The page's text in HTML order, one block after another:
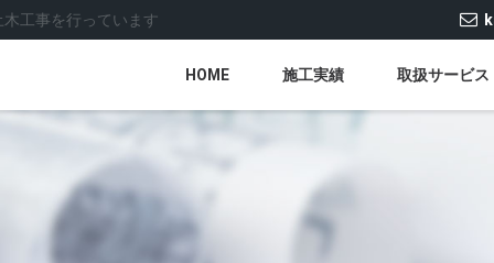
工事を行っています
HOME 施工実績 取扱サービス